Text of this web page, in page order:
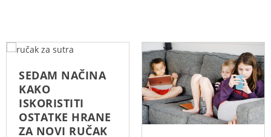
SEDAM NAČINA
KAKO
ISKORISTITI
OSTATKE HRANE
ZA NOVI RUČAK